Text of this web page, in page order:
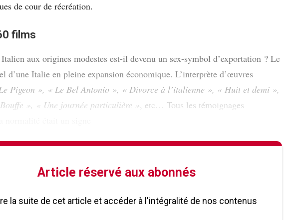
de cour de récréation.
films
aux origines modestes est-il devenu un sex-symbol d’exportation ? Le
d’une Italie en pleine expansion économique. L’interprète d’œuvres
Pigeon », « Le Bel Antonio », « Divorce à l’italienne », « Huit et demi »,
», « Une journée particulière », etc… Tous les témoignages
Article réservé aux abonnés
la suite de cet article et accéder à l'intégralité de nos contenus